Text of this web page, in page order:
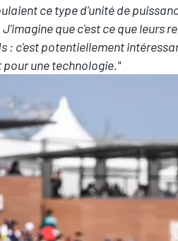
ce type d'unité de
que c'est ce que leurs
: c'est potentiellement
une technologie."